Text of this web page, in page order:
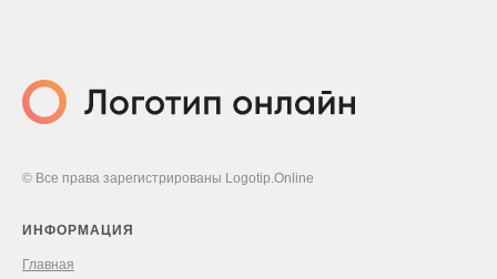
© Все права зарегистрированы Logotip.Online
ИНФОРМАЦИЯ
Главная